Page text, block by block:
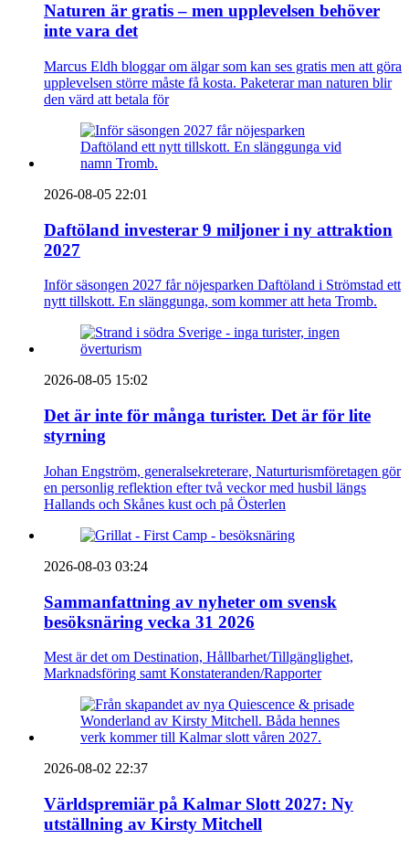
Naturen är gratis – men upplevelsen behöver
inte vara det
Marcus Eldh bloggar om älgar som kan ses gratis men att göra
upplevelsen större måste få kosta. Paketerar man naturen blir
den värd att betala för
2026-08-05 22:01
Daftöland investerar 9 miljoner i ny attraktion
2027
Inför säsongen 2027 får nöjesparken Daftöland i Strömstad ett
nytt tillskott. En slänggunga, som kommer att heta Tromb.
2026-08-05 15:02
Det är inte för många turister. Det är för lite
styrning
Johan Engström, generalsekreterare, Naturturismföretagen gör
en personlig reflektion efter två veckor med husbil längs
Hallands och Skånes kust och på Österlen
2026-08-03 03:24
Sammanfattning av nyheter om svensk
besöksnäring vecka 31 2026
Mest är det om Destination, Hållbarhet/Tillgänglighet,
Marknadsföring samt Konstateranden/Rapporter
2026-08-02 22:37
Världspremiär på Kalmar Slott 2027: Ny
utställning av Kirsty Mitchell